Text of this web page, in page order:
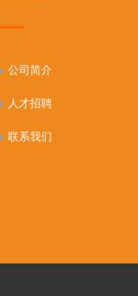
公司简介
人才招聘
联系我们